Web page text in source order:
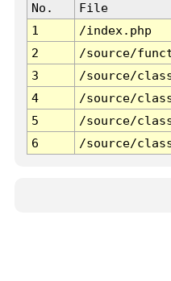
No. File
1
/index.php
2
/source/
3
/source/
4
/source/
5
/source/
6
/source/